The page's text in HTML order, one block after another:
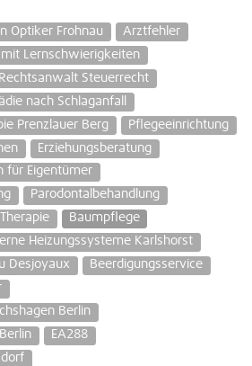
Optiker Frohnau
Arztfehler
Lernschwierigkeiten
Rechtsanwalt Steuerrecht
nach Schlaganfall
Prenzlauer Berg
Pflegeeinrichtung
Erziehungsberatung
für Eigentümer
Parodontalbehandlung
Baumpflege
Heizungssysteme Karlshorst
Desjoyaux
Beerdigungsservice
Berlin
EA288